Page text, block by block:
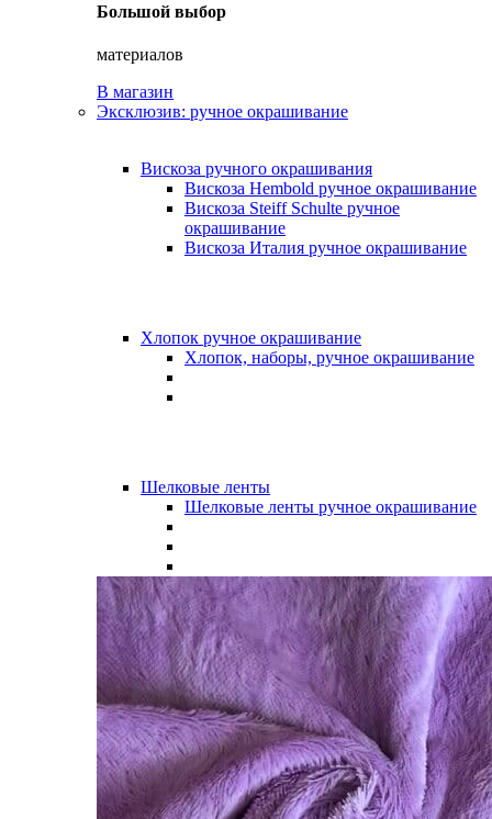
Большой выбор
материалов
В магазин
Эксклюзив: ручное окрашивание
Вискоза ручного окрашивания
Вискоза Hembold ручное окрашивание
Вискоза Steiff Schulte ручное
окрашивание
Вискоза Италия ручное окрашивание
Хлопок ручное окрашивание
Хлопок, наборы, ручное окрашивание
Шелковые ленты
Шелковые ленты ручное окрашивание